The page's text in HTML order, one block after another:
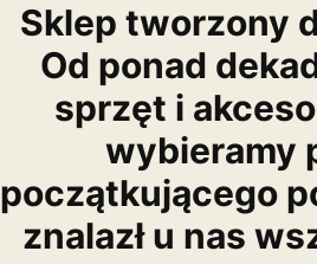
Sklep tworzony
Od ponad
sprzęt i
wybieramy
początkującego
znalazł u nas